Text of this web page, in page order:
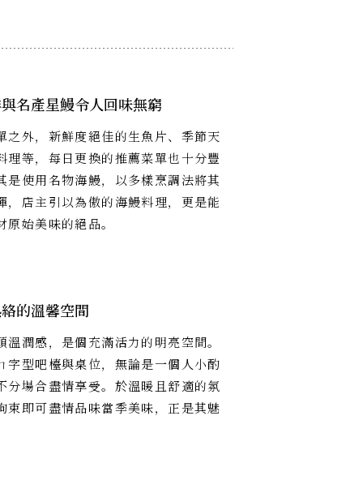
名產星鰻令人回味無窮
之外，新鮮度絕佳的生魚片、季節天
理等，每日更換的推薦菜單也十分豐
是使用名物海鰻，以多樣烹調法將其
，店主引以為傲的海鰻料理，更是能
原始美味的絕品。
的溫馨空間
溫潤感，是個充滿活力的明亮空間。
字型吧檯與桌位，無論是一個人小酌
分場合盡情享受。於溫暖且舒適的氛
束即可盡情品味當季美味，正是其魅